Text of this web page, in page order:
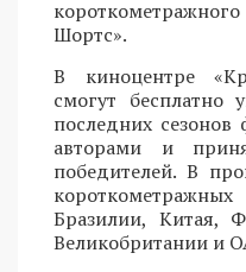
Шортс».
В киноцентре
смогут бесплатно
последних сезонов
авторами и
победителей. В
Бразилии, Китая,
Великобритании и